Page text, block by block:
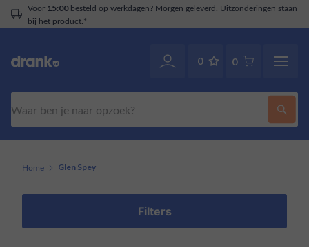
Voor 15:00besteld op werkdagen? Morgen geleverd. Uitzonderingen staan
bij het product.*
0 0
Home Glen Spey
Filters